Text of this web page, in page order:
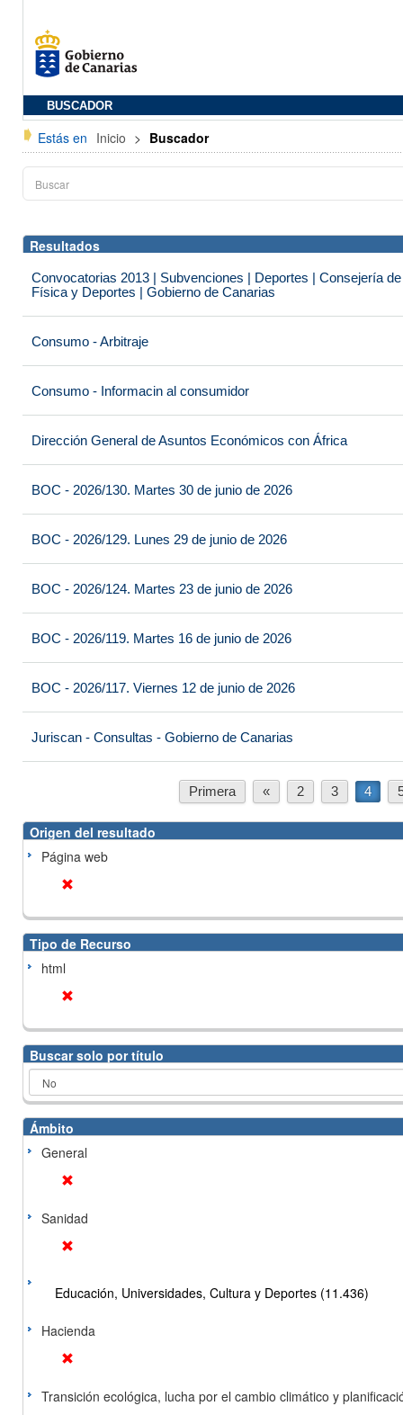
BUSCADOR
Estás en Inicio > Buscador
Resultados
Convocatorias 2013 | Subvenciones | Deportes | Consejería
Física y Deportes | Gobierno de Canarias
Consumo - Arbitraje
Consumo - Informacin al consumidor
Dirección General de Asuntos Económicos con África
BOC - 2026/130. Martes 30 de junio de 2026
BOC - 2026/129. Lunes 29 de junio de 2026
BOC - 2026/124. Martes 23 de junio de 2026
BOC - 2026/119. Martes 16 de junio de 2026
BOC - 2026/117. Viernes 12 de junio de 2026
Juriscan - Consultas - Gobierno de Canarias
Primera « 2 3 4
Origen del resultado
Página web
Tipo de Recurso
html
Buscar solo por título
Ámbito
General
Sanidad
Educación, Universidades, Cultura y Deportes (11.436)
Hacienda
Transición ecológica, lucha por el cambio climático y